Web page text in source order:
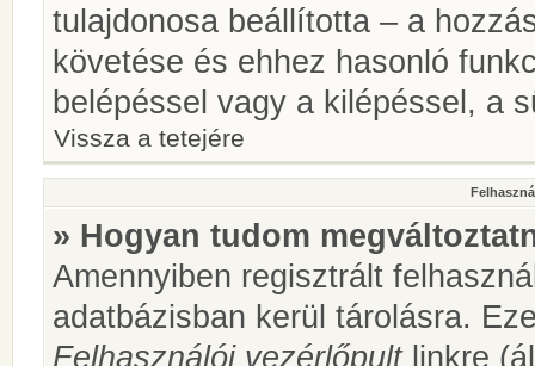
tulajdonosa beállította – a
követése és ehhez hasonló
belépéssel vagy a kilépéssel, a
Vissza a tetejére
» Hogyan tudom
Amennyiben regisztrált
adatbázisban kerül tárolásra.
Felhasználói vezérlőpultlinkre